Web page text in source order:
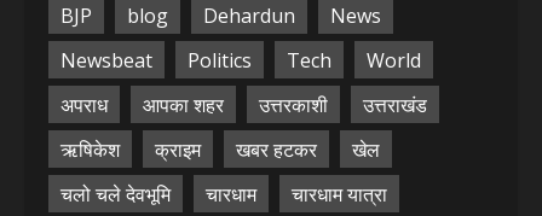
BJP blog Dehardun
News
Newsbeat
Politics Tech
World
अपराध
आपका शहर उत्तरकाशी
उत्तराखंड
ऋषिकेश
क्राइम खबर हटकर
खेल
चलो चले देवभूमि
चारधाम
चारधाम यात्रा